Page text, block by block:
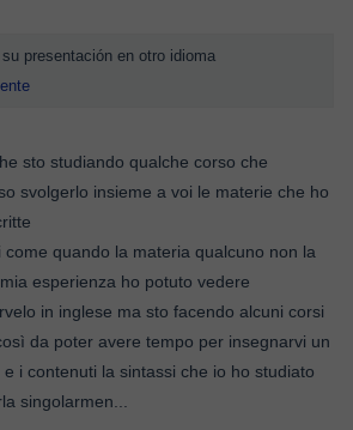
presentación en otro idioma
sto studiando qualche corso che
svolgerlo insieme a voi le materie che ho
quando la materia qualcuno non la
esperienza ho potuto vedere
in inglese ma sto facendo alcuni corsi
da poter avere tempo per insegnarvi un
i contenuti la sintassi che io ho studiato
singolarmen